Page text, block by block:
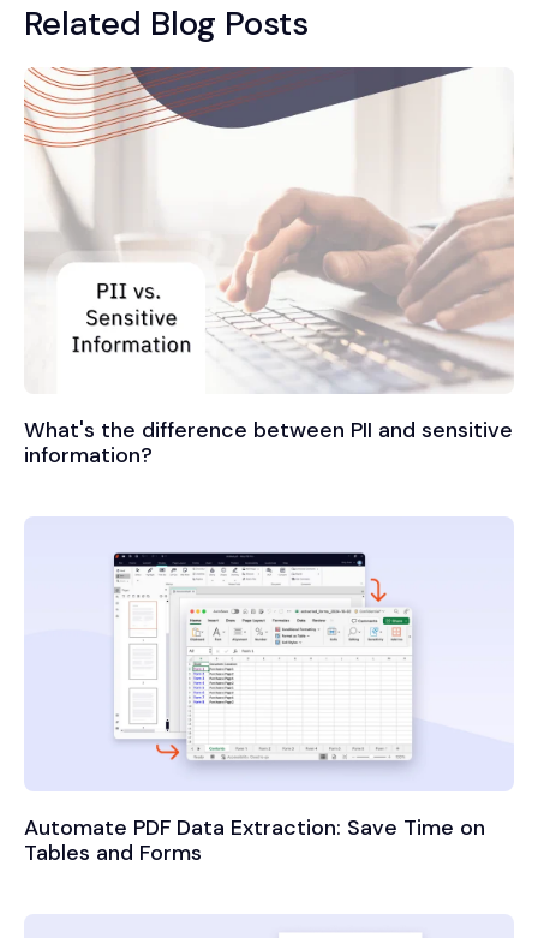
Related Blog Posts
What's the difference between PII and sensitive
information?
Automate PDF Data Extraction: Save Time on
Tables and Forms